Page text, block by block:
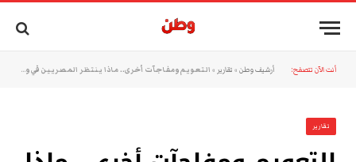
أنت الآن تتصفح: أرشيف وطن » تقارير » التعويم ومفاجآت أخرى.. ماذا ينتظر المصريين في ولاية السيسي الثالثة؟
تقارير